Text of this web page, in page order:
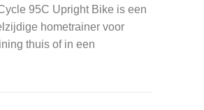
95C Upright Bike is een
hometrainer voor
thuis of in een